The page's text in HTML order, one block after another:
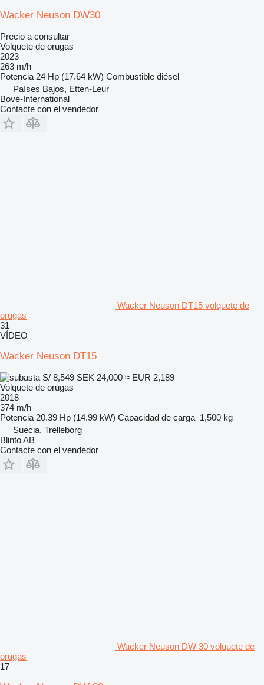
Wacker Neuson DW30
Precio a consultar
Volquete de orugas
2023
263 m/h
Potencia 24 Hp (17.64 kW) Combustible diésel
Países Bajos, Etten-Leur
Bove-International
Contacte con el vendedor
Wacker Neuson DT15 volquete de
orugas
31
VÍDEO
Wacker Neuson DT15
S/ 8,549 SEK 24,000 ≈ EUR 2,189
Volquete de orugas
2018
374 m/h
Potencia 20.39 Hp (14.99 kW) Capacidad de carga 1,500 kg
Suecia, Trelleborg
Blinto AB
Contacte con el vendedor
Wacker Neuson DW 30 volquete de
orugas
17